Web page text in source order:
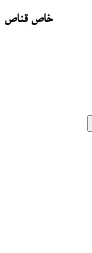
خاص قناص